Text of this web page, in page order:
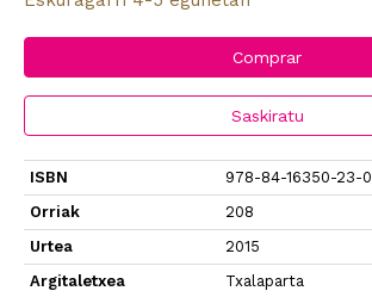
Comprar
Saskiratu
ISBN
978-84-16350-23-0
Orriak
208
Urtea
2015
Argitaletxea
Txalaparta